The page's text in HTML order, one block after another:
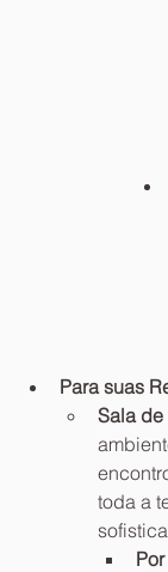
Para suas
Sala de
toda a